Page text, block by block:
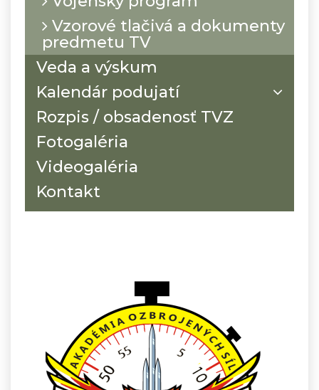
Vzorové tlačivá a dokumenty
predmetu TV
Veda a výskum
Kalendár podujatí
Rozpis / obsadenosť TVZ
Fotogaléria
Videogaléria
Kontakt